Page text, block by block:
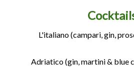
L'italiano (campari, gin,
Adriatico (gin, martini & blue